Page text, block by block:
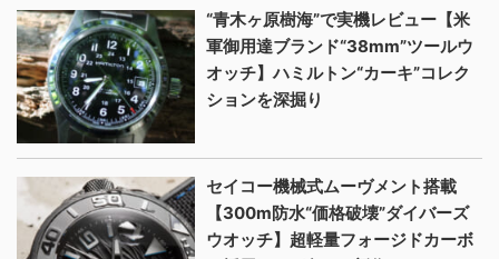
“青木ヶ原樹海”で実機レビュー【米
軍御用達ブランド“38mm”ツールウ
オッチ】ハミルトン“カーキ”コレク
ションを深掘り
セイコー機械式ムーヴメント搭載
【300m防水“価格破壊”ダイバーズ
ウオッチ】超軽量フォージドカーボ